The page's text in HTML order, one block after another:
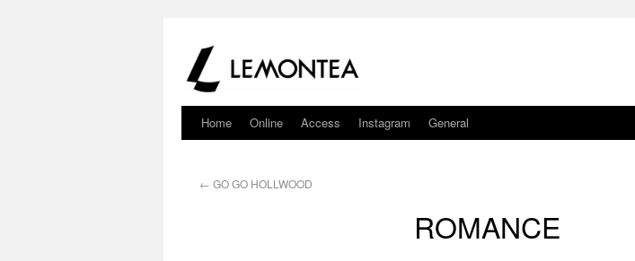
Home Online Access Instagram General
← GO GO HOLLWOOD
ROMANCE